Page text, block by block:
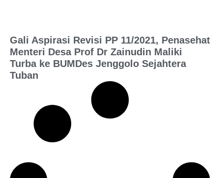
Gali Aspirasi Revisi PP 11/2021, Penasehat
Menteri Desa Prof Dr Zainudin Maliki
Turba ke BUMDes Jenggolo Sejahtera
Tuban